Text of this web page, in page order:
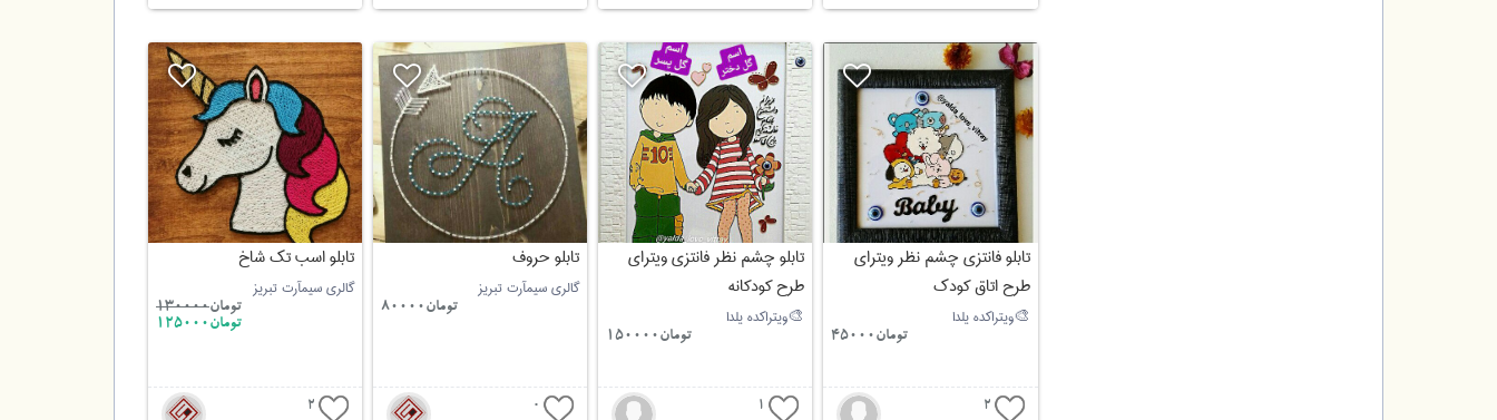
تابلو فانتزی چشم نظر ویترای
طرح اتاق کودک
ویتراکده یلدا🎨
تومان45000
2
تابلو چشم نظر فانتزی ویترای
طرح کودکانه
ویتراکده یلدا🎨
تومان150000
1
تابلو حروف
گالری سیمآرت تبریز
تومان80000
0
تابلو اسب تک شاخ
گالری سیمآرت تبریز
تومان130000
تومان125000
2